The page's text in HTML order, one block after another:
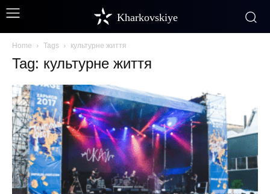
Kharkovskiye
Home Tags культурне життя
Tag: культурне життя